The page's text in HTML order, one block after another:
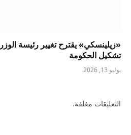
«زيلينسكي» يقترح تغيير رئيسة
تشكيل الحكومة
يوليو 13, 2026
التعليقات مغلقة.